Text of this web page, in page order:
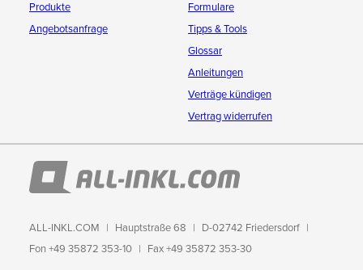
Produkte
Angebotsanfrage
Formulare
Tipps & Tools
Glossar
Anleitungen
Verträge kündigen
Vertrag widerrufen
ALL-INKL.COM Hauptstraße 68
D-02742 Friedersdorf
Fon +49 35872 353-10
Fax +49 35872 353-30